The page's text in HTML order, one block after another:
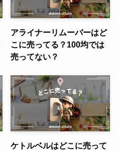
アライナーリムーバーはど
こに売ってる？100均では
売ってない？
ケトルベルはどこに売って